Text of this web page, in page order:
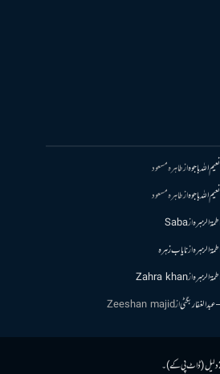
اللہ باجوہازطاہرہ مسعود
اللہ باجوہازطاہرہ مسعود
ازSaba
ازنایاب زہرہ
ازZahra khan
بگٹیازZeeshan majid